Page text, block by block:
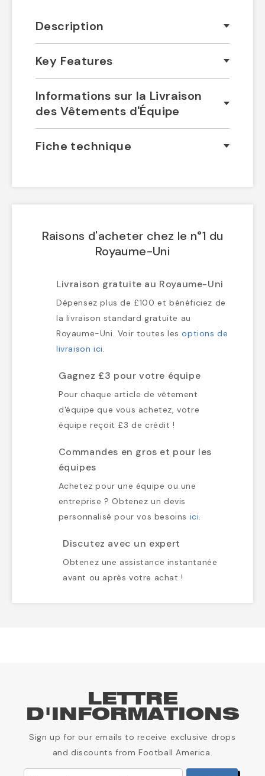
Description
Key Features
Informations sur la Livraison
des Vêtements d'Équipe
Fiche technique
Raisons d'acheter chez le n°1 du
Royaume-Uni
Livraison gratuite au Royaume-Uni
Dépensez plus de £100 et bénéficiez de
la livraison standard gratuite au
Royaume-Uni. Voir toutes lesoptions de
livraison ici.
Gagnez £3 pour votre équipe
Pour chaque article de vêtement
d'équipe que vous achetez, votre
équipe reçoit £3 de crédit !
Commandes en gros et pour les
équipes
Achetez pour une équipe ou une
entreprise ? Obtenez un devis
personnalisé pour vos besoins ici.
Discutez avec un expert
Obtenez une assistance instantanée
avant ou après votre achat !
LETTRE
D'INFORMATIONS
Sign up for our emails to receive exclusive drops
and discounts from Football America.